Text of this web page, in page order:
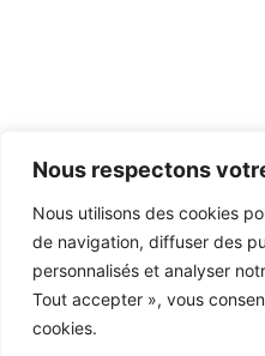
Nous respectons
Nous utilisons des cookies
de navigation, diffuser des
personnalisés et analyser
Tout accepter », vous
cookies.